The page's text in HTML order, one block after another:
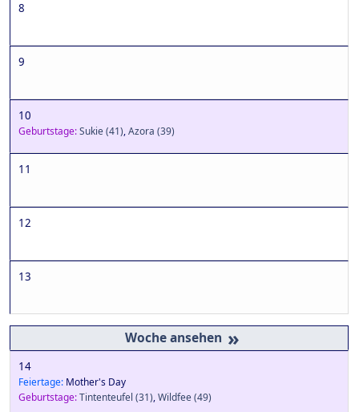
8
9
10
Geburtstage:Sukie(41),Azora (39)
11
12
13
»
14
Feiertage: Mother's Day
Geburtstage:Tintenteufel (31),Wildfee(49)